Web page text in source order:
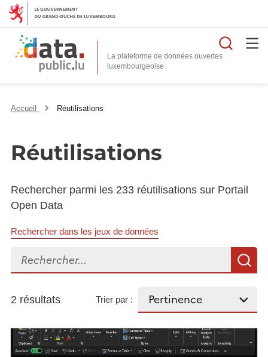
La plateforme de données ouvertes
Accueil Réutilisations
Réutilisations
Rechercher parmi les 233 réutilisations sur Portail
Open Data
Rechercher dans les jeux de données
Rechercher...
2 résultats Trier par :